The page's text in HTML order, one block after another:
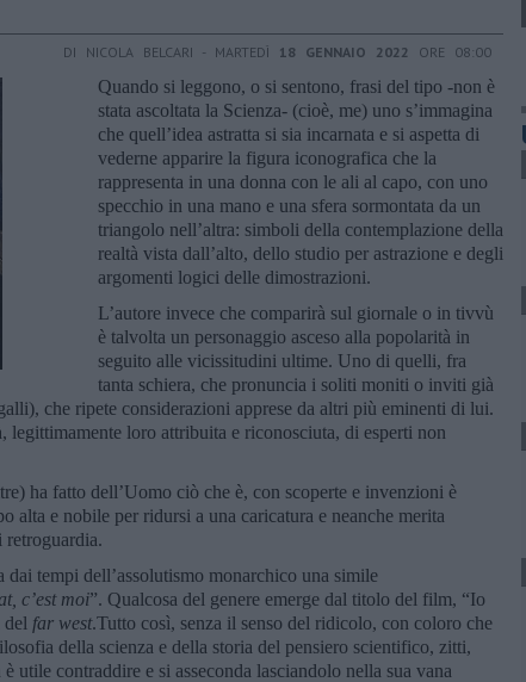
DI NICOLA BELCARI - MARTEDÌ 18 GENNAIO 2022 ORE 08:00
Quando si leggono, o si sentono, frasi del tipo -non è
stata ascoltata la Scienza- (cioè, me) uno s’immagina
che quell’idea astratta si sia incarnata e si aspetta di
vederne apparire la figura iconografica che la
rappresenta in una donna con le ali al capo, con uno
specchio in una mano e una sfera sormontata da un
triangolo nell’altra: simboli della contemplazione della
realtà vista dall’alto, dello studio per astrazione e degli
argomenti logici delle dimostrazioni.
L’autore invece che comparirà sul giornale o in tivvù
è talvolta un personaggio asceso alla popolarità in
seguito alle vicissitudini ultime. Uno di quelli, fra
tanta schiera, che pronuncia i soliti moniti o inviti già
che ripete considerazioni apprese da altri più eminenti di lui.
legittimamente loro attribuita e riconosciuta, di esperti non
ha fatto dell’Uomo ciò che è, con scoperte e invenzioni è
alta e nobile per ridursi a una caricatura e neanche merita
retroguardia.
tempi dell’assolutismo monarchico una simile
c’est moi”. Qualcosa del genere emerge dal titolo del film, “Io
del far west.Tutto così, senza il senso del ridicolo, con coloro che
della scienza e della storia del pensiero scientifico, zitti,
utile contraddire e si asseconda lasciandolo nella sua vana